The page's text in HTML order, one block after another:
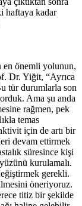
haftaya kadar
en önemli yolunun,
Dr. Yiğit, “Ayrıca
tür durumlarla son
Ama şu anda
rağmen, pek
temas
için de artı bir
devam ettirmek
süresince kişi
kurulamalı.
gerekli.
öneriyoruz.
titiz bir şekilde